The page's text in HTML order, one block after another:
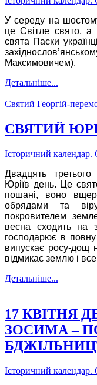
У середу на
це Світле свято, а
свята Паски
Максимовичем).
Детальніше...
Святий Георгій-
СВЯТИЙ
Історичний календар.
Двадцять
Юріїв день. Це
пошані, воно
обрядами та
покровителем
весна сходить на
господарює в
випускає росу-дощ
відмикає землю і
Детальніше...
17 КВІТНЯ
ЗОСИМА –
Історичний календар.